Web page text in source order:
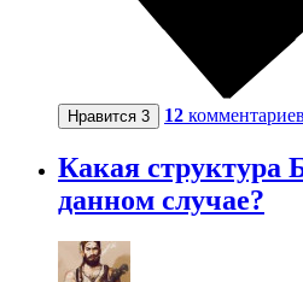
Нравится 3 12 комментариев
Какая структура
данном случае?